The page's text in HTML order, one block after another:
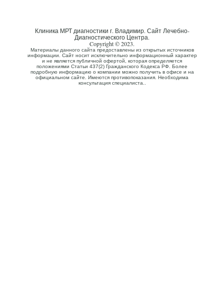
Клиника МРТ диагностики г. Владимир. Сайт Лечебно-
Диагностического Центра.
Copyright © 2023.
Материалы данного сайта предоставлены из открытых источников
информации. Сайт носит исключительно информационный характер
и не является публичной офертой, которая определяется
положениями Статьи 437(2) Гражданского Кодекса РФ. Более
подробную информацию о компании можно получить в офисе и на
официальном сайте. Имеются противопоказания. Необходима
консультация специалиста..